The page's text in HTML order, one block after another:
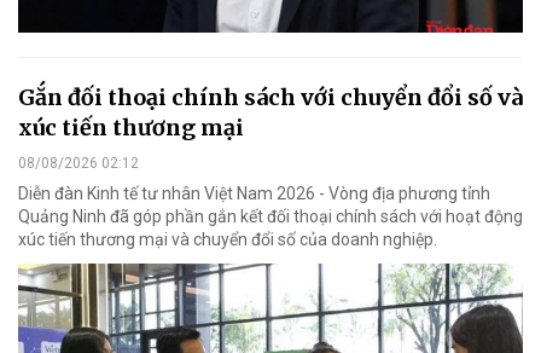
Gắn đối thoại chính sách với chuyển đổi số và
xúc tiến thương mại
08/08/2026 02:12
Diễn đàn Kinh tế tư nhân Việt Nam 2026 - Vòng địa phương tỉnh
Quảng Ninh đã góp phần gắn kết đối thoại chính sách với hoạt động
xúc tiến thương mại và chuyển đổi số của doanh nghiệp.